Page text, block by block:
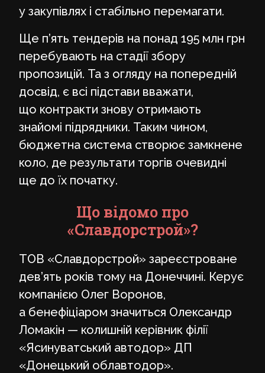
у закупівлях і стабільно перемагати.
Ще п’ять тендерів на понад 195 млн грн
перебувають на стадії збору
пропозицій. Та з огляду на попередній
досвід, є всі підстави вважати,
що контракти знову отримають
знайомі підрядники. Таким чином,
бюджетна система створює замкнене
коло, де результати торгів очевидні
ще до їх початку.
Що відомо про
«Славдорстрой»?
ТОВ «Славдорстрой» зареєстроване
дев’ять років тому на Донеччині. Керує
компанією Олег Воронов,
а бенефіціаром значиться Олександр
Ломакін — колишній керівник філії
«Ясинуватський автодор» ДП
«Донецький облавтодор».